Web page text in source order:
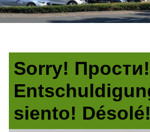
Sorry! Прости!
siento! Désolé!